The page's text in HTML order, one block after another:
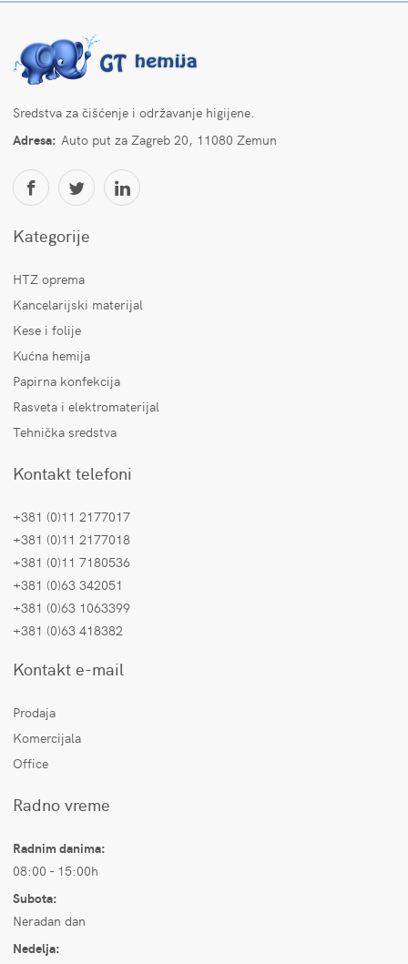
Sredstva za čišćenje i održavanje higijene.
Adresa: Auto put za Zagreb 20, 11080 Zemun
Kategorije
HTZ oprema
Kancelarijski materijal
Kese i folije
Kućna hemija
Papirna konfekcija
Rasveta i elektromaterijal
Tehnička sredstva
Kontakt telefoni
+381 (0)11 2177017
+381 (0)11 2177018
+381 (0)11 7180536
+381 (0)63 342051
+381 (0)63 1063399
+381 (0)63 418382
Kontakt e-mail
Prodaja
Komercijala
Office
Radno vreme
Radnim danima:
08:00 - 15:00h
Subota:
Neradan dan
Nedelja: